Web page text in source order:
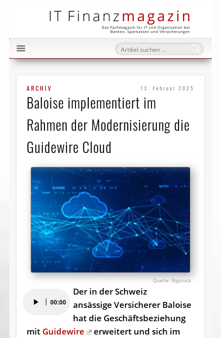
ARCHIV 13. Februar 2025
Baloise implementiert im
Rahmen der Modernisierung die
Guidewire Cloud
Bigstock
Player 00:00
Der in der Schweiz
ansässige Versicherer Baloise
hat die Geschäftsbeziehung
mit Guidewire
erweitert und sich im